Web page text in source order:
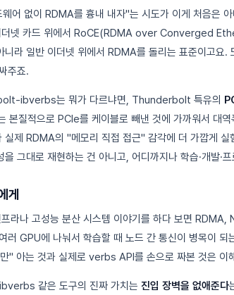
어 없이 RDMA를 흉내 내자"는 시도가 이게 처음은
더넷 카드 위에서 RoCE(RDMA over Converged
라 일반 이더넷 위에서 RDMA를 돌리는 표준이고요.
주죠.
ibverbs는 뭐가 다르냐면, Thunderbolt 특유의
질적으로 PCIe를 케이블로 빼낸 것에 가까워서 대역
실제 RDMA의 "메모리 직접 접근" 감각에 더 가깝게
을 그대로 재현하는 건 아니고, 어디까지나 학습·개발·
게
라나 고성능 분산 시스템 이야기를 하다 보면
러 GPU에 나눠서 학습할 때 노드 간 통신이 병목이
" 아는 것과 실제로 verbs API를 손으로 짜본 것은 이
같은 도구의 진짜 가치는 진입 장벽을 없애준다